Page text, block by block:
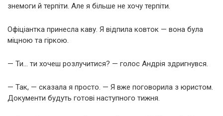
знемоги й терпіти. Але я більше не хочу терпіти.
Офіціантка принесла каву. Я відпила ковток — вона була
міцною та гіркою.
— Ти… ти хочеш розлучитися? — голос Андрія здригнувся.
— Так, — сказала я просто. — Я вже поговорила з юристом.
Документи будуть готові наступного тижня.